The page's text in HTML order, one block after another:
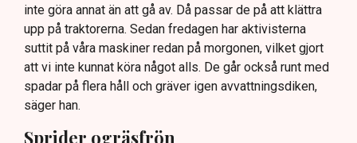
inte göra annat än att gå av. Då passar de på att klättra
upp på traktorerna. Sedan fredagen har aktivisterna
suttit på våra maskiner redan på morgonen, vilket gjort
att vi inte kunnat köra något alls. De går också runt med
spadar på flera håll och gräver igen avvattningsdiken,
säger han.
Sprider ogräsfrön